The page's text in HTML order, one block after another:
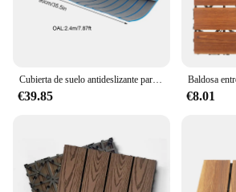
Cubierta de suelo antideslizante para barco, autoadhesiva alfombrilla de espuma EVA, 240x90cm
€39.85 €8.01